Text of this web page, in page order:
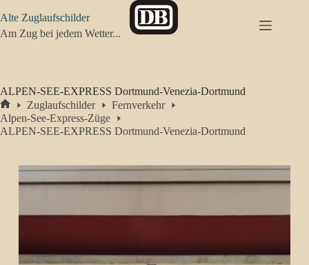
Inhalt
springen
Alte Zuglaufschilder
Am Zug bei jedem Wetter...
ALPEN-SEE-EXPRESS Dortmund-Venezia-Dortmund
Start
Zuglaufschilder
Fernverkehr
Alpen-See-Express-Züge
ALPEN-SEE-EXPRESS Dortmund-Venezia-Dortmund